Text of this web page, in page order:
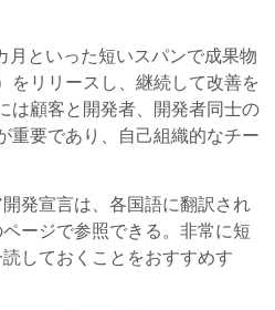
月といった短いスパンで成果物
をリリースし、継続して改善を
は顧客と開発者、開発者同士の
重要であり、自己組織的なチー
発宣言は、各国語に翻訳され
ージで参照できる。非常に短
しておくことをおすすめす